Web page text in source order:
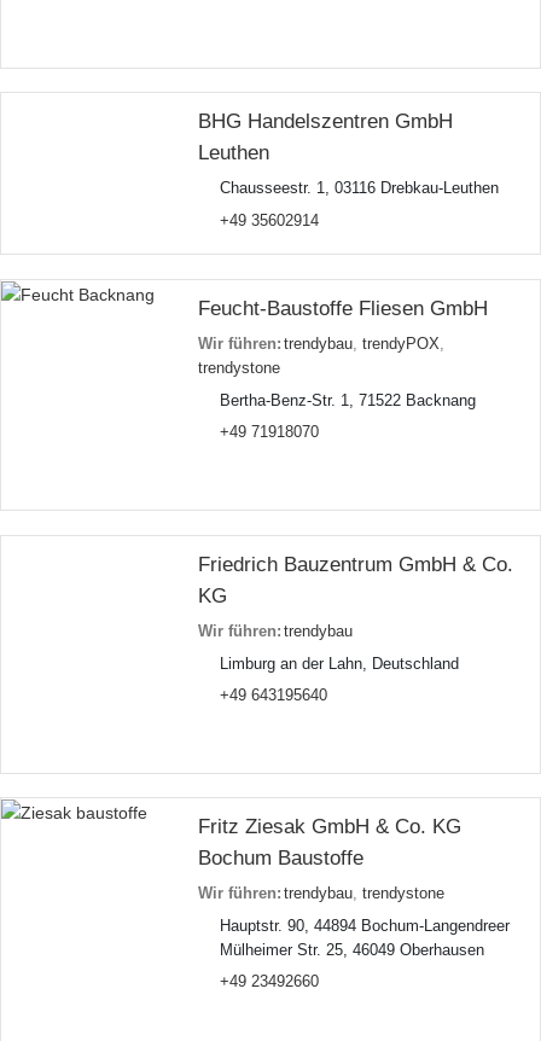
BHG Handelszentren GmbH
Leuthen
Chausseestr. 1, 03116 Drebkau-Leuthen
+49 35602914
Feucht-Baustoffe Fliesen GmbH
Wir führen: trendybau,trendyPOX,
trendystone
Bertha-Benz-Str. 1, 71522 Backnang
+49 71918070
Friedrich Bauzentrum GmbH & Co.
KG
Wir führen: trendybau
Limburg an der Lahn, Deutschland
+49 643195640
Fritz Ziesak GmbH & Co. KG
Bochum Baustoffe
Wir führen: trendybau,trendystone
Hauptstr. 90, 44894 Bochum-Langendreer
Mülheimer Str. 25, 46049 Oberhausen
+49 23492660